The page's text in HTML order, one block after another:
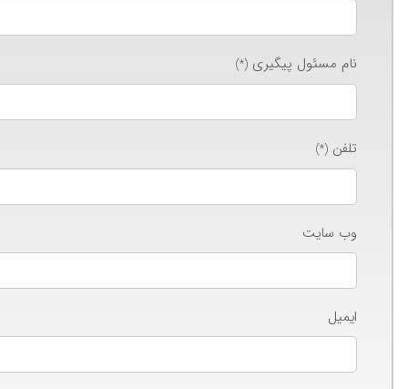
نام مسئول پیگیری (*)
تلفن (*)
وب سایت
ایمیل